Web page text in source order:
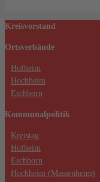
Kreisvorstand
Ortsverbände
Hofheim
Hochheim
Eschborn
Kommunalpolitik
Kreistag
Hofheim
Eschborn
Hochheim (Massenheim)